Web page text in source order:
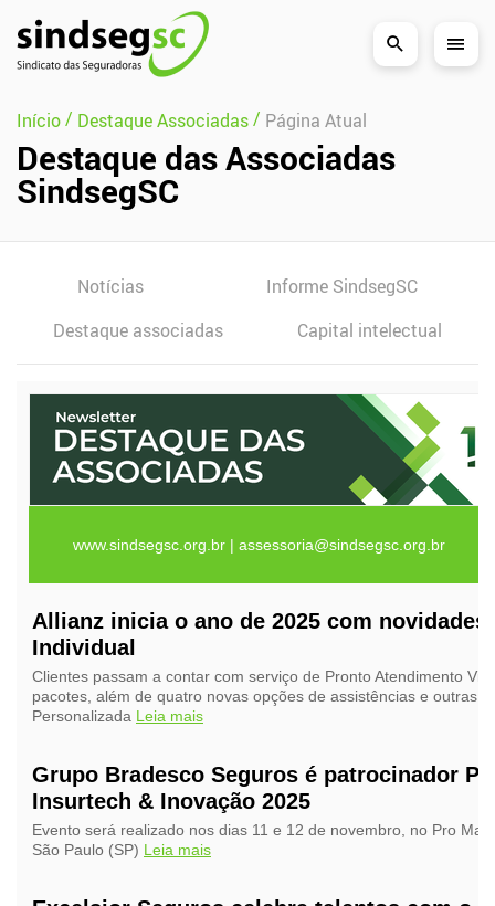
Pular Navegação (s)
Início/ Destaque Associadas/ Página Atual
Destaque das Associadas
SindsegSC
Notícias
Informe SindsegSC
Destaque associadas
Capital intelectual